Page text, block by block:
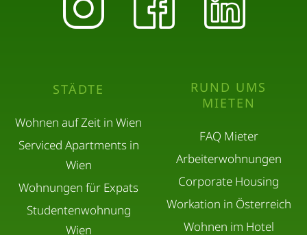
STÄDTE
Wohnen auf Zeit in Wien
Serviced Apartments in
Wien
Wohnungen für Expats
Studentenwohnung
Wien
RUND UMS
MIETEN
FAQ Mieter
Arbeiterwohnungen
Corporate Housing
Workation in Österreich
Wohnen im Hotel